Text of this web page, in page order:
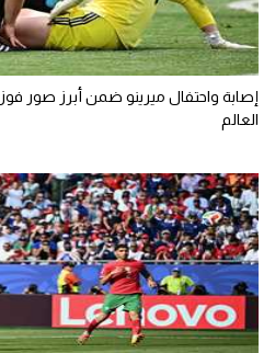
إصابة واحتفال ميرينو ضمن أبرز صور
العالم